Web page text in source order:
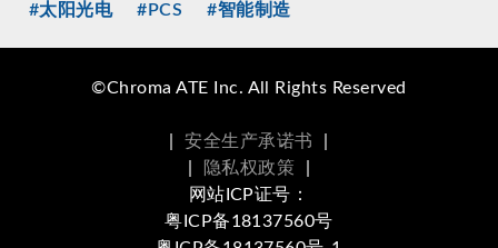
#太阳光电 #PCS #智能制造
©Chroma ATE Inc. All Rights Reserved
安全生产承诺书
隐私权政策
网站ICP证号：
粤ICP备18137560号